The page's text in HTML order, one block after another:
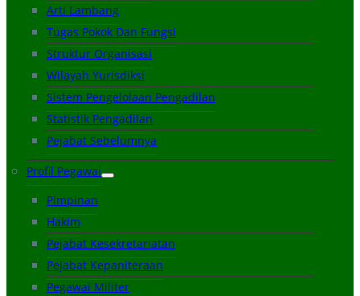
Arti Lambang
Tugas Pokok Dan Fungsi
Struktur Organisasi
Wilayah Yurisdiksi
Sistem Pengelolaan Pengadilan
Statistik Pengadilan
Pejabat Sebelumnya
Profil Pegawai
Pimpinan
Hakim
Pejabat Kesekretariatan
Pejabat Kepaniteraan
Pegawai Militer